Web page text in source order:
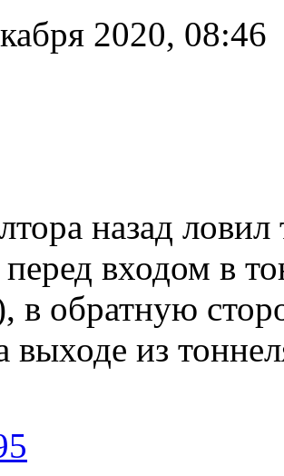
2020, 08:46
назад
входом в
в обратную
выходе из